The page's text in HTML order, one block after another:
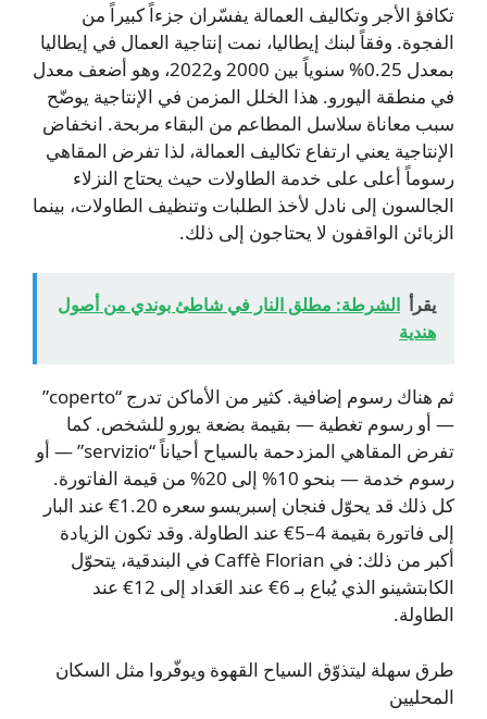
تكافؤ الأجر وتكاليف العمالة يفسّران جزءاً كبيراً من
الفجوة. وفقاً لبنك إيطاليا، نمت إنتاجية العمال في إيطاليا
بمعدل 0.25% سنوياً بين 2000 و2022، وهو أضعف معدل
في منطقة اليورو. هذا الخلل المزمن في الإنتاجية يوضّح
سبب معاناة سلاسل المطاعم من البقاء مربحة. انخفاض
الإنتاجية يعني ارتفاع تكاليف العمالة، لذا تفرض المقاهي
رسوماً أعلى على خدمة الطاولات حيث يحتاج النزلاء
الجالسون إلى نادل لأخذ الطلبات وتنظيف الطاولات، بينما
الزبائن الواقفون لا يحتاجون إلى ذلك.
يقرأ الشرطة: مطلق النار في شاطئ بوندي من أصول
هندية
ثم هناك رسوم إضافية. كثير من الأماكن تدرج “coperto”
— أو رسوم تغطية — بقيمة بضعة يورو للشخص. كما
تفرض المقاهي المزدحمة بالسياح أحياناً “servizio” — أو
رسوم خدمة — بنحو 10% إلى 20% من قيمة الفاتورة.
كل ذلك قد يحوّل فنجان إسبريسو سعره 1.20€ عند البار
إلى فاتورة بقيمة 4–5€ عند الطاولة. وقد تكون الزيادة
أكبر من ذلك: في Caffè Florian في البندقية، يتحوّل
الكابتشينو الذي يُباع بـ 6€ عند العَداد إلى 12€ عند
الطاولة.
طرق سهلة ليتذوّق السياح القهوة ويوفّروا مثل السكان
المحليين